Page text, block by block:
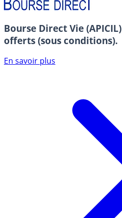
Bourse Direct Vie (APICIL)
offerts (sous conditions).
En savoir plus